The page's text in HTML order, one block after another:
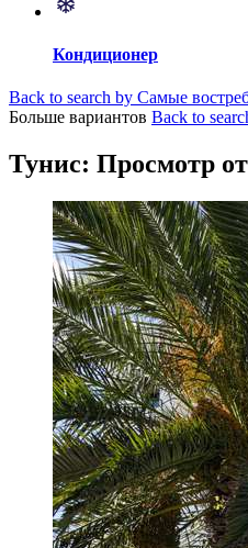
Кондиционер
Back to search by Самые
Больше вариантов Back to
Тунис: Просмотр